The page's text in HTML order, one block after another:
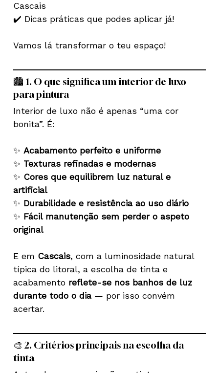
Cascais
✔️ Dicas práticas que podes aplicar já!
Vamos lá transformar o teu espaço!
🏙️ 1. O que significa um interior de luxo
para pintura
Interior de luxo não é apenas “uma cor
bonita”. É:
✨ Acabamento perfeito e uniforme
✨ Texturas refinadas e modernas
✨ Cores que equilibrem luz natural e
artificial
✨ Durabilidade e resistência ao uso diário
✨ Fácil manutenção sem perder o aspeto
original
E em Cascais, com a luminosidade natural
típica do litoral, a escolha de tinta e
acabamento reflete-se nos banhos de luz
durante todo o dia— por isso convém
acertar.
🎨 2. Critérios principais na escolha da
tinta